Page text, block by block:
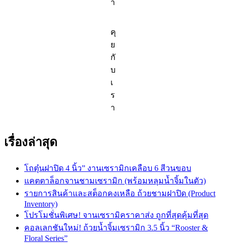
า
คุ
ย
กั
บ
เ
ร
า
เรื่องล่าสุด
โถตุ๋นฝาปิด 4 นิ้ว” งานเซรามิกเคลือบ 6 สีวนขอบ
แคตตาล็อกจานชามเซรามิก (พร้อมหลุมน้ำจิ้มในตัว)
รายการสินค้าและสต็อกคงเหลือ ถ้วยชามฝาปิด (Product
Inventory)
โปรโมชั่นพิเศษ! จานเซรามิคราคาส่ง ถูกที่สุดคุ้มที่สุด
คอลเลกชันใหม่! ถ้วยน้ำจิ้มเซรามิก 3.5 นิ้ว “Rooster &
Floral Series”